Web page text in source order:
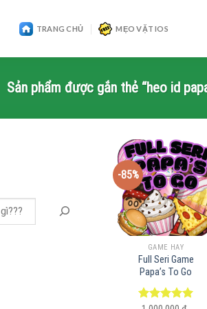
TRANG CHỦ MẸO VẶT IOS
Sản phẩm được gắn thẻ “heo id
-85%
GAME HAY
Full Seri Game
Papa’s To Go